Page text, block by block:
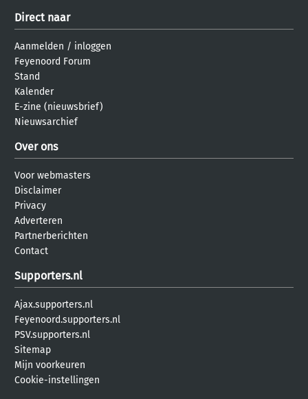
Direct naar
Aanmelden / inloggen
Feyenoord Forum
Stand
Kalender
E-zine (nieuwsbrief)
Nieuwsarchief
Over ons
Voor webmasters
Disclaimer
Privacy
Adverteren
Partnerberichten
Contact
Supporters.nl
Ajax.supporters.nl
Feyenoord.supporters.nl
PSV.supporters.nl
Sitemap
Mijn voorkeuren
Cookie-instellingen